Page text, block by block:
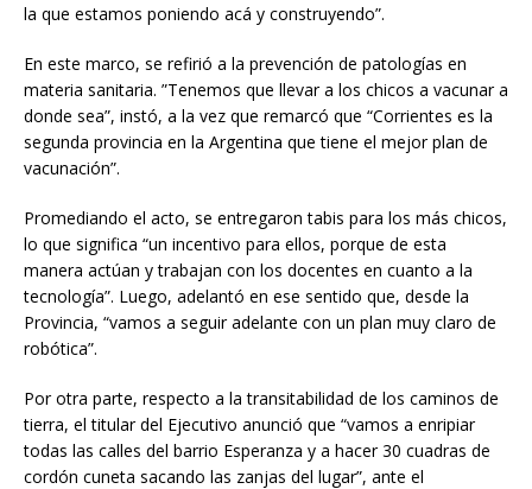
la que estamos poniendo acá y construyendo”.
En este marco, se refirió a la prevención de patologías en
materia sanitaria. ”Tenemos que llevar a los chicos a vacunar a
donde sea”, instó, a la vez que remarcó que “Corrientes es la
segunda provincia en la Argentina que tiene el mejor plan de
vacunación”.
Promediando el acto, se entregaron tabis para los más chicos,
lo que significa “un incentivo para ellos, porque de esta
manera actúan y trabajan con los docentes en cuanto a la
tecnología”. Luego, adelantó en ese sentido que, desde la
Provincia, “vamos a seguir adelante con un plan muy claro de
robótica”.
Por otra parte, respecto a la transitabilidad de los caminos de
tierra, el titular del Ejecutivo anunció que “vamos a enripiar
todas las calles del barrio Esperanza y a hacer 30 cuadras de
cordón cuneta sacando las zanjas del lugar”, ante el